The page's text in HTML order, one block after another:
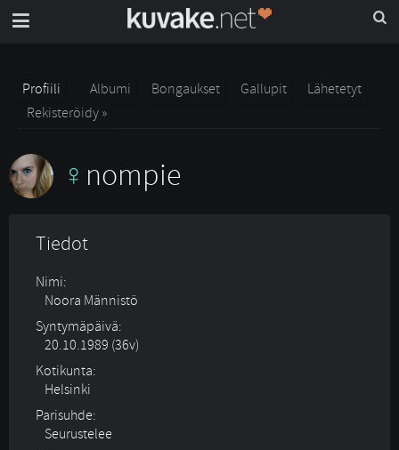
Profiili Albumi Bongaukset Gallupit
Lähetetyt
Rekisteröidy »
nompie
Tiedot
Nimi:
Noora Männistö
Syntymäpäivä:
20.10.1989 (36v)
Kotikunta:
Helsinki
Parisuhde:
Seurustelee